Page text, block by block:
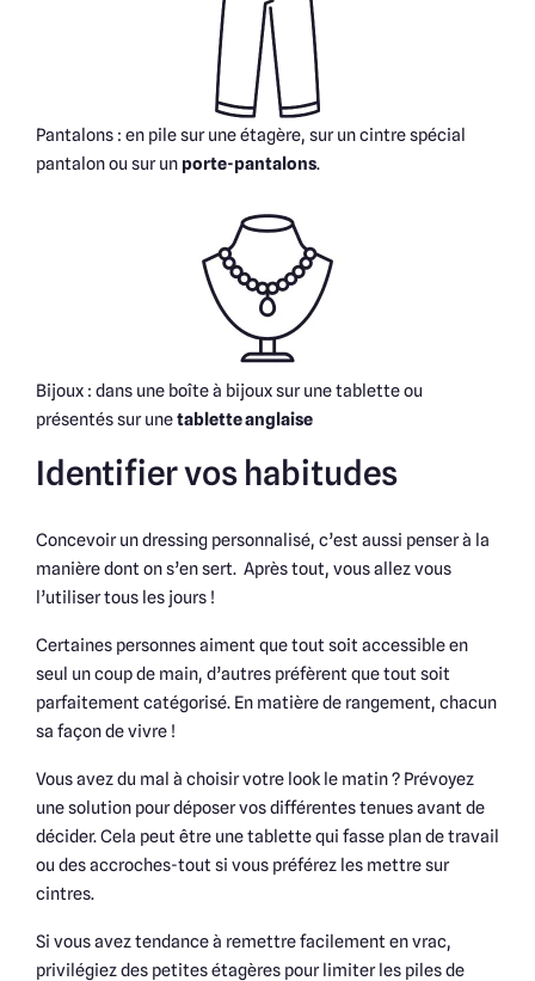
Pantalons : en pile sur une étagère, sur un cintre spécial
pantalon ou sur un porte-pantalons.
Bijoux : dans une boîte à bijoux sur une tablette ou
présentés sur unetablette anglaise
Identifier vos habitudes
Concevoir un dressing personnalisé, c’est aussi penser à la
manière dont on s’en sert. Après tout, vous allez vous
l’utiliser tous les jours !
Certaines personnes aiment que tout soit accessible en
seul un coup de main, d’autres préfèrent que tout soit
parfaitement catégorisé. En matière de rangement, chacun
sa façon de vivre !
Vous avez du mal à choisir votre look le matin ? Prévoyez
une solution pour déposer vos différentes tenues avant de
décider. Cela peut être une tablette qui fasse plan de travail
ou des accroches-tout si vous préférez les mettre sur
cintres.
Si vous avez tendance à remettre facilement en vrac,
privilégiez des petites étagères pour limiter les piles de